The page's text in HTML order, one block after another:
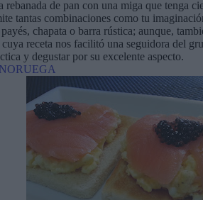
rebanada de pan con una miga que tenga
tantas combinaciones como tu
chapata o barra rústica; aunque,
receta nos facilitó una seguidora del
y degustar por su excelente aspecto.